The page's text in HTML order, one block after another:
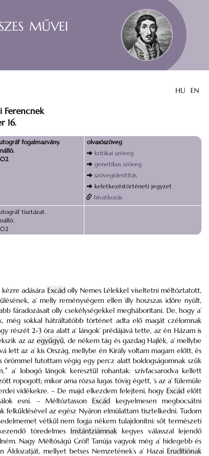
művei
HU EN
Ferencnek
16.
fogalmazvány.
olvasószöveg
kritikai szöveg
genetikus szöveg
szövegidentitás
keletkezéstörténeti jegyzet
hivatkozás
tisztázat.
adására Excádolly Nemes Lélekkel víseltetni méltóztatott,
a’ melly reménységem ellen illy hoszszas időre nyúlt,
fáradozásait olly csekélységekkel megháborítani. De, hogy a’
még sokkal hátráltatóbb történet adta elő magát czélomnak
részét 2-3 óra alatt a’ lángok’ prédájává tette, az én Házam is
az azegyűgyű, de nékem tág és gazdag Hajlék, a’ mellybe
lett az a’ kis Ország, mellybe én Király voltam magam előtt, és
örömmel futottam végig egy percz alatt boldogságomnak szűk
*
a’ lobogó lángok keresztűl rohantak: szívfacsarodva kellett
ropogott; mikor ama rózsa lugas tövig égett, ’s az a’ fülemüle
vídékekre. – De majd elkezdem felejteni, hogy Excád előtt
esni. – Méltóztasson Excád kegyelmesen megbocsátni
az egész Nyáron elmúlattam tisztelkedni. Tudom
vétkűl nem fogja nékem tulajdonítni: sőt természeti
töredelmes Instántziámnak kegyes válasszal lejendő
Nagy Méltóságú Gróf! Tanúja vagyok még a’ hidegebb és
Áldozatját, mellyet betses Nemzetének’s a’ Hazai Erudítiónak